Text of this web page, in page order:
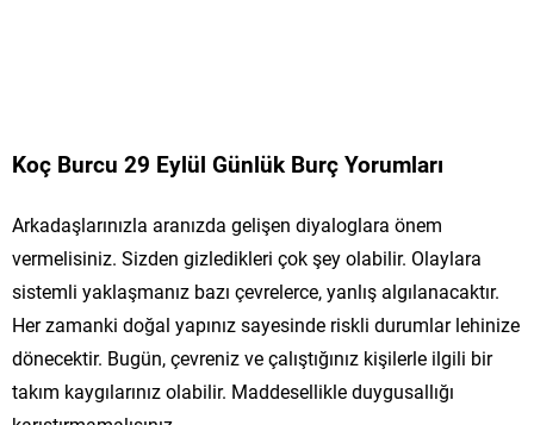
Koç Burcu 29 Eylül Günlük Burç Yorumları
Arkadaşlarınızla aranızda gelişen diyaloglara önem
vermelisiniz. Sizden gizledikleri çok şey olabilir. Olaylara
sistemli yaklaşmanız bazı çevrelerce, yanlış algılanacaktır.
Her zamanki doğal yapınız sayesinde riskli durumlar lehinize
dönecektir. Bugün, çevreniz ve çalıştığınız kişilerle ilgili bir
takım kaygılarınız olabilir. Maddesellikle duygusallığı